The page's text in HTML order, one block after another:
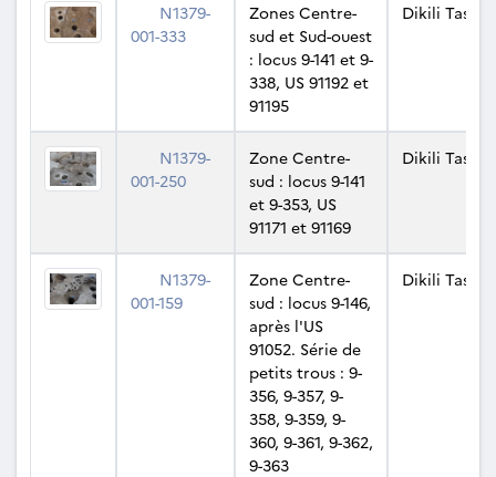
N1379-
001-333
Zones Centre-
sud et Sud-ouest
: locus 9-141 et 9-
338, US 91192 et
91195
Dikili Tash
N1379-
001-250
Zone Centre-
sud : locus 9-141
et 9-353, US
91171 et 91169
Dikili Tash
N1379-
001-159
Zone Centre-
sud : locus 9-146,
après l'US
91052. Série de
petits trous : 9-
356, 9-357, 9-
358, 9-359, 9-
360, 9-361, 9-362,
9-363
Dikili Tash